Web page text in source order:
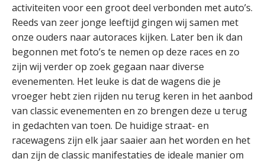
activiteiten voor een groot deel verbonden met auto’s.
Reeds van zeer jonge leeftijd gingen wij samen met
onze ouders naar autoraces kijken. Later ben ik dan
begonnen met foto’s te nemen op deze races en zo
zijn wij verder op zoek gegaan naar diverse
evenementen. Het leuke is dat de wagens die je
vroeger hebt zien rijden nu terug keren in het aanbod
van classic evenementen en zo brengen deze u terug
in gedachten van toen. De huidige straat- en
racewagens zijn elk jaar saaier aan het worden en het
dan zijn de classic manifestaties de ideale manier om